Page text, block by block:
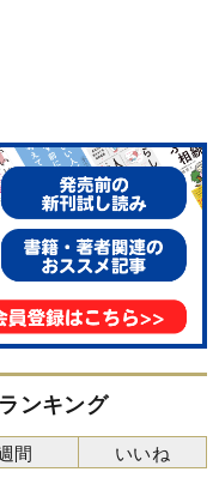
ンキング
間 いいね